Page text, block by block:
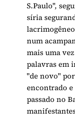
S.Paulo",
síria
num
mais uma
palavras em
"de novo"
encontrado
passado no